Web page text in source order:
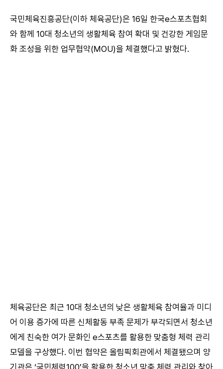
국민체육진흥공단(이하 체육공단)은 16일 한국e스포츠협회
와 함께 10대 청소년의 생활체육 참여 확대 및 건강한 게임문
화 조성을 위한 업무협약(MOU)을 체결했다고 밝혔다.
체육공단은 최근 10대 청소년의 낮은 생활체육 참여율과 미디
어 이용 증가에 따른 신체활동 부족 문제가 부각되면서 청소년
에게 친숙한 여가 문화인 e스포츠를 활용한 맞춤형 체력 관리
모델을 구상했다. 이번 협약은 올림픽회관에서 체결됐으며 양